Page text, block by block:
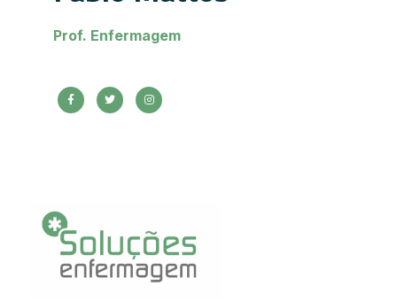
Prof. Enfermagem